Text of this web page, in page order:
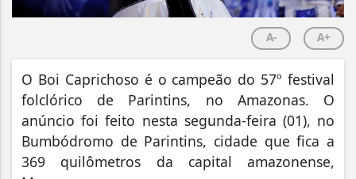
A- A+
O Boi Caprichoso é o campeão do 57º festival
folclórico de Parintins, no Amazonas. O
anúncio foi feito nesta segunda-feira (01), no
Bumbódromo de Parintins, cidade que fica a
369 quilômetros da capital amazonense,